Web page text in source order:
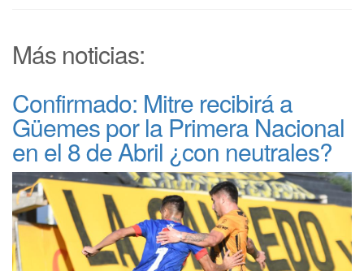
Más noticias:
Confirmado: Mitre recibirá a
Güemes por la Primera Nacional
en el 8 de Abril ¿con neutrales?